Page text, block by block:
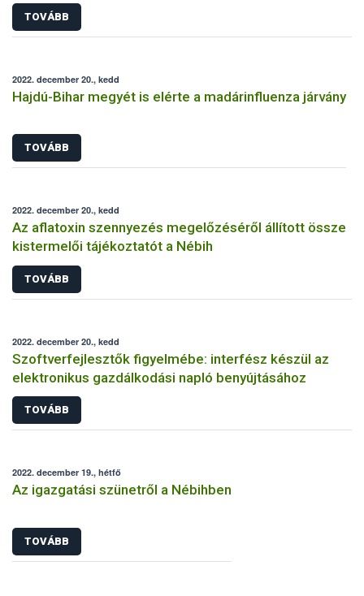
TOVÁBB
2022. december 20., kedd
Hajdú-Bihar megyét is elérte a madárinfluenza járvány
TOVÁBB
2022. december 20., kedd
Az aflatoxin szennyezés megelőzéséről állított össze
kistermelői tájékoztatót a Nébih
TOVÁBB
2022. december 20., kedd
Szoftverfejlesztők figyelmébe: interfész készül az
elektronikus gazdálkodási napló benyújtásához
TOVÁBB
2022. december 19., hétfő
Az igazgatási szünetről a Nébihben
TOVÁBB